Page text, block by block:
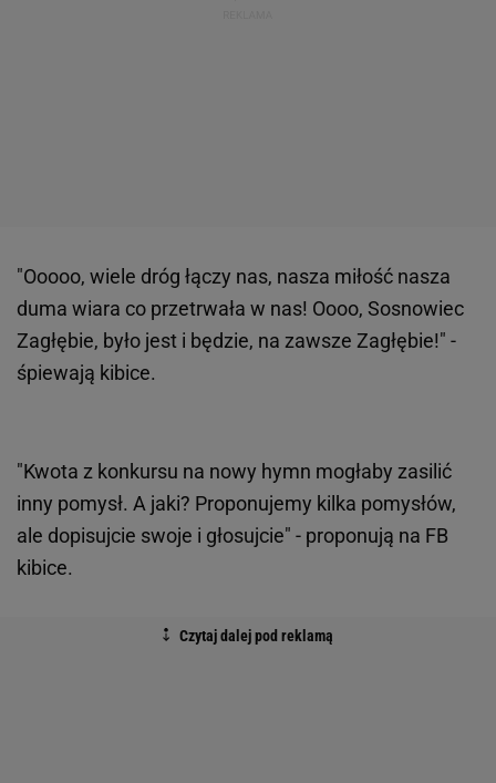
"Ooooo, wiele dróg łączy nas, nasza miłość nasza
duma wiara co przetrwała w nas! Oooo, Sosnowiec
Zagłębie, było jest i będzie, na zawsze Zagłębie!" -
śpiewają kibice.
"Kwota z konkursu na nowy hymn mogłaby zasilić
inny pomysł. A jaki? Proponujemy kilka pomysłów,
ale dopisujcie swoje i głosujcie" - proponują na FB
kibice.